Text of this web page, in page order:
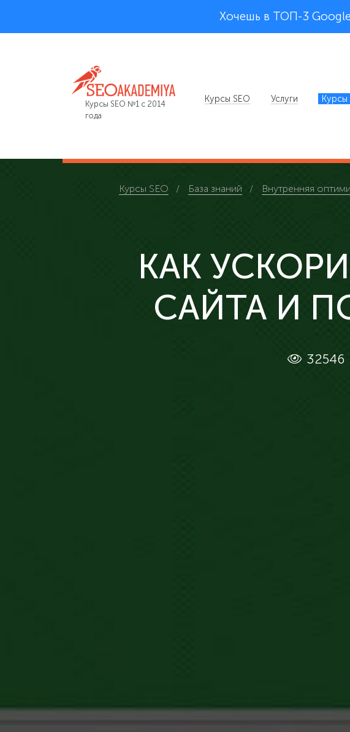
Хочешь в ТОП-3
Курсы SEO №1 с 2014
года
Курсы SEO Услуги Курсы
Курсы SEO База знаний Внутренняя
КАК
САЙТА И
32546